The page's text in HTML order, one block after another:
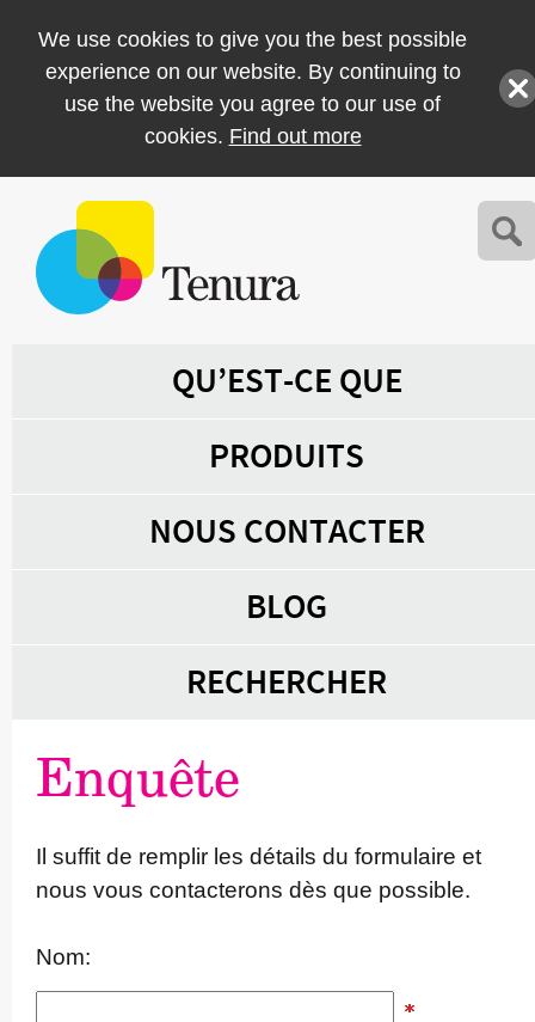
We use cookies to give you the best possible
experience on our website. By continuing to
use the website you agree to our use of
cookies. Find out more
QU’EST-CE QUE
PRODUITS
NOUS CONTACTER
BLOG
RECHERCHER
Enquête
Il suffit de remplir les détails du formulaire et
nous vous contacterons dès que possible.
Nom: